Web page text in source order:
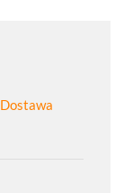
Dostawa